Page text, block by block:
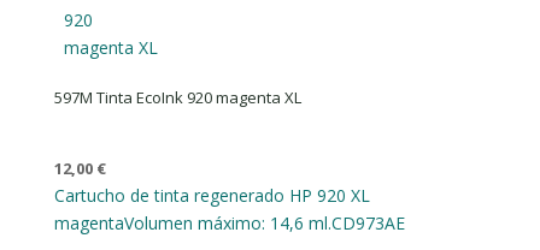
597M Tinta EcoInk 920 magenta XL
12,00 €
Cartucho de tinta regenerado HP 920 XL
magentaVolumen máximo: 14,6 ml.CD973AE